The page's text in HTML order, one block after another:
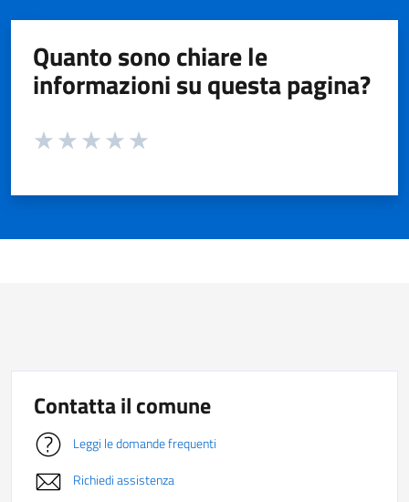
Quanto sono chiare le
informazioni su questa pagina?
Valuta da 1 a 5 stelle la pagina
Contatta il comune
Leggi le domande frequenti
Richiedi assistenza